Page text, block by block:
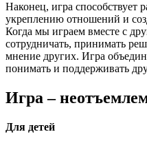
Наконец, игра способствует
укреплению отношений и
Когда мы играем вместе с
сотрудничать, принимать
мнение других. Игра
понимать и поддерживать
Игра –
Для детей